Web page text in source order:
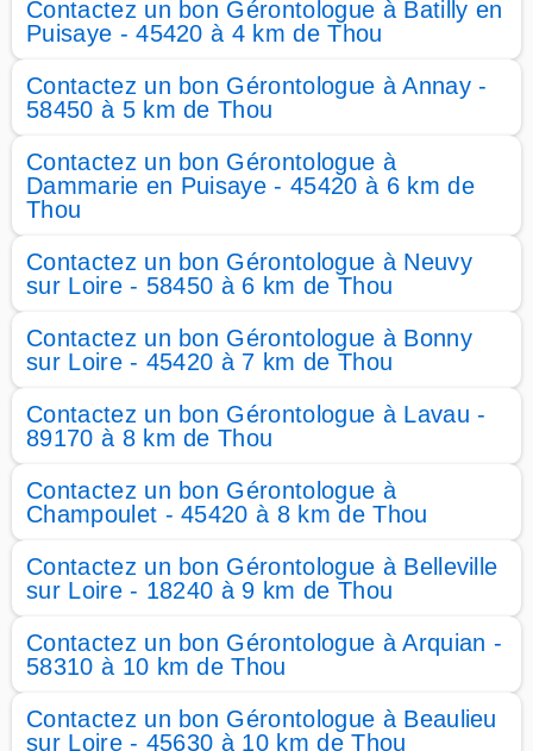
Contactez un bon Gérontologue à Batilly en
Puisaye - 45420 à 4 km de Thou
Contactez un bon Gérontologue à Annay -
58450 à 5 km de Thou
Contactez un bon Gérontologue à
Dammarie en Puisaye - 45420 à 6 km de
Thou
Contactez un bon Gérontologue à Neuvy
sur Loire - 58450 à 6 km de Thou
Contactez un bon Gérontologue à Bonny
sur Loire - 45420 à 7 km de Thou
Contactez un bon Gérontologue à Lavau -
89170 à 8 km de Thou
Contactez un bon Gérontologue à
Champoulet - 45420 à 8 km de Thou
Contactez un bon Gérontologue à Belleville
sur Loire - 18240 à 9 km de Thou
Contactez un bon Gérontologue à Arquian -
58310 à 10 km de Thou
Contactez un bon Gérontologue à Beaulieu
sur Loire - 45630 à 10 km de Thou